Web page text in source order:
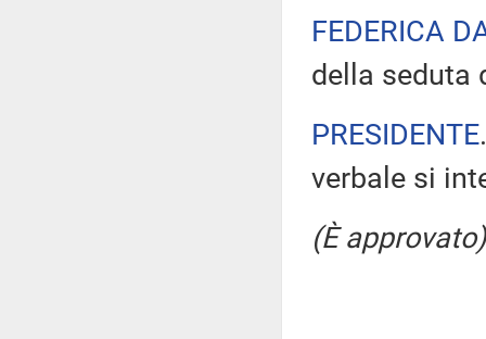
FEDERICA
della seduta
PRESIDENTE
verbale si
(È approvato)